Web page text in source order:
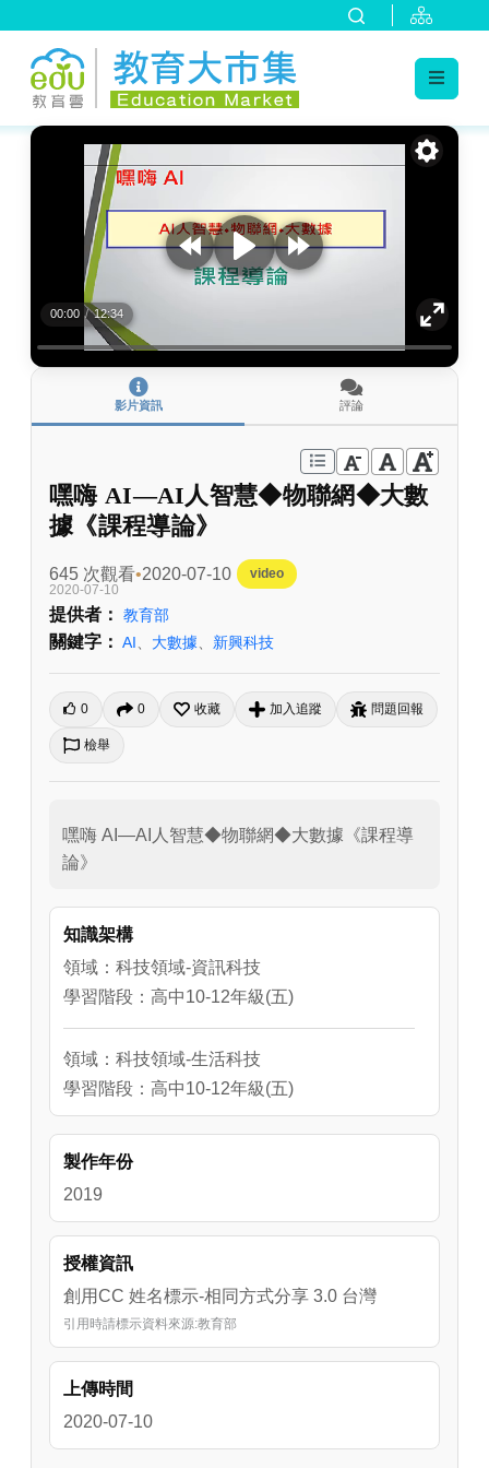
:::
00:00 / 12:34
影片資訊 評論
嘿嗨 AI—AI人智慧◆物聯網◆大數
據《課程導論》
645 次觀看 2020-07-10
video
2020-07-10
提供者： 教育部
關鍵字： AI 大數據 新興科技
0 0 收藏 加入追蹤 問題回報
檢舉
嘿嗨 AI—AI人智慧◆物聯網◆大數據《課程導
論》
知識架構
領域：科技領域-資訊科技
學習階段：高中10-12年級(五)
領域：科技領域-生活科技
學習階段：高中10-12年級(五)
製作年份
2019
授權資訊
創用CC 姓名標示-相同方式分享 3.0 台灣
引用時請標示資料來源:教育部
上傳時間
2020-07-10